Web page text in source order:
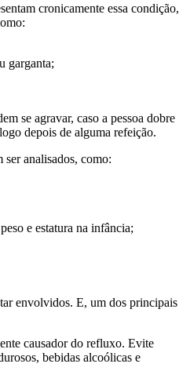
cronicamente essa condição,
garganta;
se agravar, caso a pessoa dobre
depois de alguma refeição.
ser analisados, como:
e estatura na infância;
envolvidos. E, um dos principais
causador do refluxo. Evite
bebidas alcoólicas e